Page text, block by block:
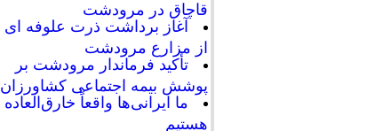
قاچاق در مرودشت
آغاز برداشت ذرت علوفه ای
از مزارع مرودشت
تأکید فرماندار مرودشت بر
پوشش بیمه اجتماعی کشاورزان
ما ایرانی‌ها واقعاً خارق‌العاده
هستیم